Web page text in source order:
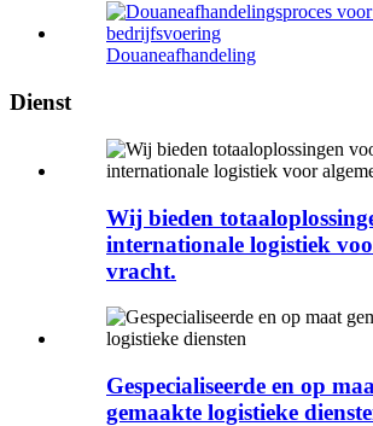
Douaneafhandeling
Dienst
Wij bieden
internationale logistiek
vracht.
Gespecialiseerde en op
gemaakte logistieke